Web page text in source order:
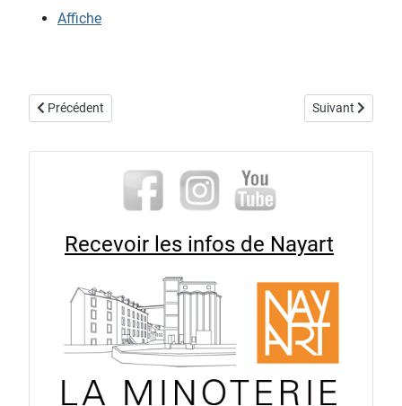
Affiche
Article précédent : exposition "cadeaux d'artistes" 2016
Précédent Article suivant :
Suivant
Recevoir les infos de Nayart